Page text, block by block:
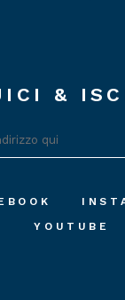
&
YOUTUBE